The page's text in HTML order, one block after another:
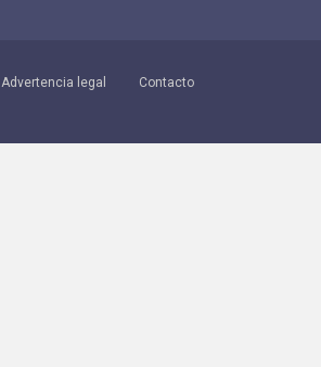
Advertencia legal Contacto